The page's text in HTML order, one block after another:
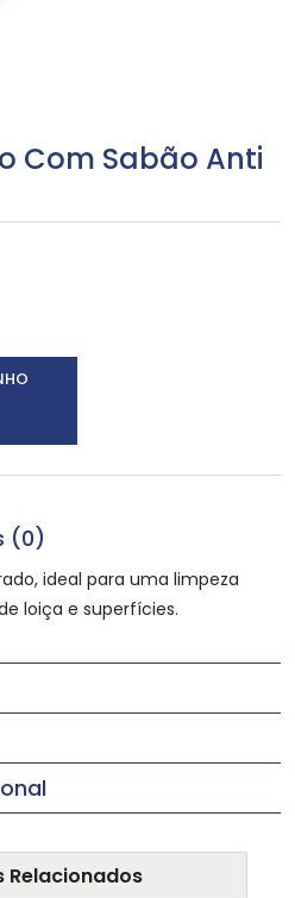
Com Sabão Anti
(0)
ideal para uma limpeza
loiça e superfícies.
Relacionados